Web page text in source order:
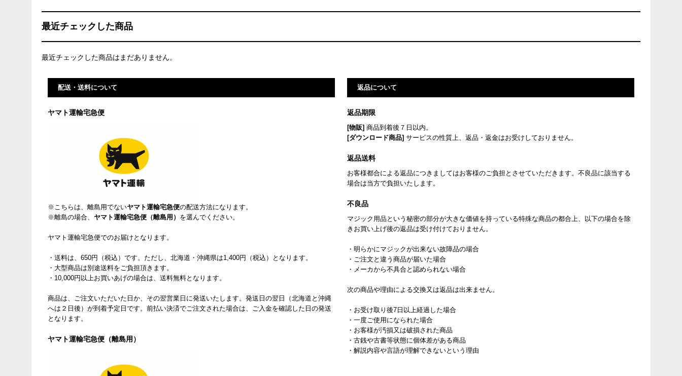
最近チェックした商品
最近チェックした商品はまだありません。
配送・送料について
ヤマト運輸宅急便
※こちらは、離島用でないヤマト運輸宅急便の配送方法になります。
※離島の場合、 ヤマト運輸宅急便（離島用） を選んでください。
ヤマト運輸宅急便でのお届けとなります。
・送料は、650円（税込）です。ただし、北海道・沖縄県は1,400円（税込）となります。
・大型商品は別途送料をご負担頂きます。
・10,000円以上お買いあげの場合は、送料無料となります。
商品は、ご注文いただいた日か、その翌営業日に発送いたします。発送日の翌日（北海道と沖縄
へは２日後）が到着予定日です。前払い決済でご注文された場合は、ご入金を確認した日の発送
となります。
ヤマト運輸宅急便（離島用）
返品について
返品期限
[物販] 商品到着後７日以内。
[ダウンロード商品] サービスの性質上、返品・返金はお受けしておりません。
返品送料
お客様都合による返品につきましてはお客様のご負担とさせていただきます。不良品に該当する
場合は当方で負担いたします。
不良品
マジック用品という秘密の部分が大きな価値を持っている特殊な商品の都合上、以下の場合を除
きお買い上げ後の返品は受け付けておりません。
・明らかにマジックが出来ない故障品の場合
・ご注文と違う商品が届いた場合
・メーカから不具合と認められない場合
次の商品や理由による交換又は返品は出来ません。
・お受け取り後7日以上経過した場合
・一度ご使用になられた場合
・お客様が汚損又は破損された商品
・古銭や古書等状態に個体差がある商品
・解説内容や言語が理解できないという理由